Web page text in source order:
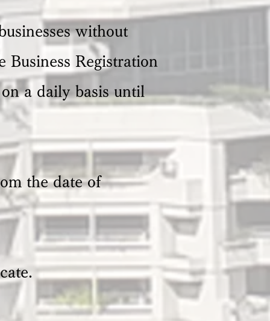
without
Registration
a daily basis until
the date of